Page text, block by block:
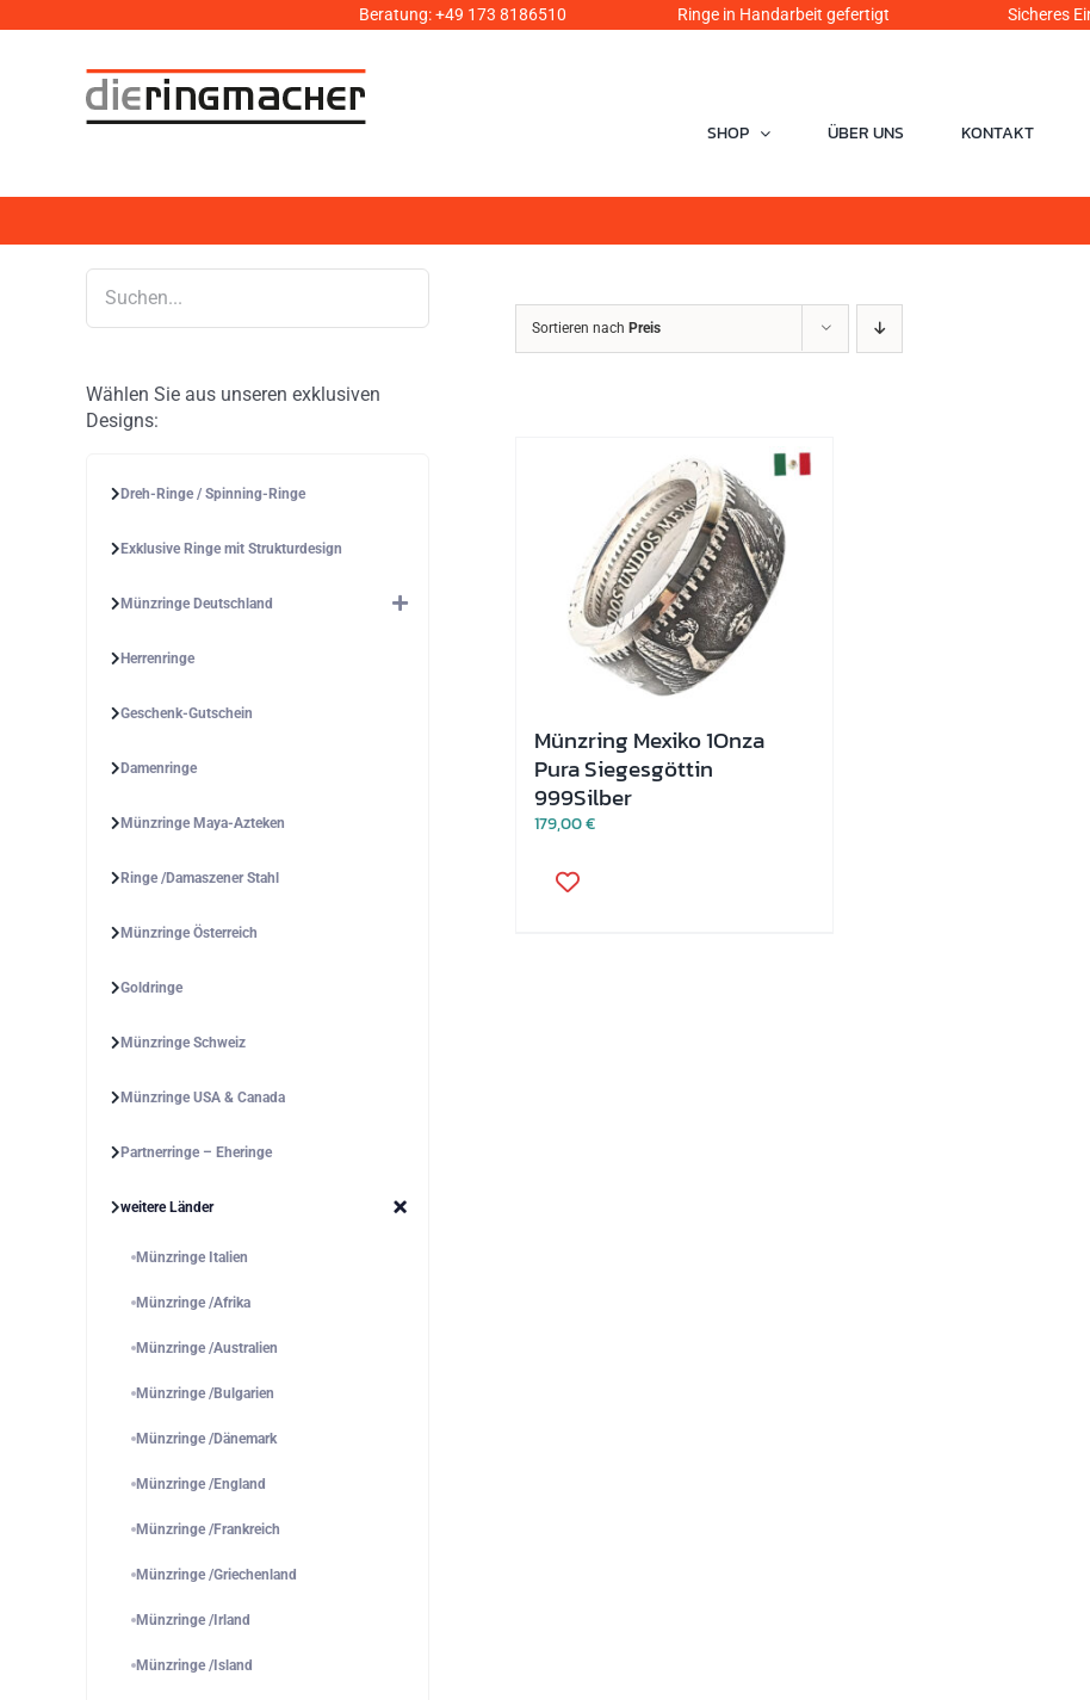
Beratung:+49 173 8186510 Ringe in Handarbeit gefertigt Sicheres
Inhalt
SHOP ÜBER UNS KONTAKT
Sortieren nach Preis
Münzring Mexiko 1Onza
Pura Siegesgöttin
999Silber
179,00€
Produkt
Wählen Sie aus unseren exklusiven
Designs:
Dreh-Ringe / Spinning-Ringe
Exklusive Ringe mit Strukturdesign
Münzringe Deutschland
Herrenringe
Geschenk-Gutschein
Damenringe
Münzringe Maya-Azteken
Ringe /Damaszener Stahl
Münzringe Österreich
Goldringe
Münzringe Schweiz
Münzringe USA & Canada
Partnerringe – Eheringe
weitere Länder
Münzringe Italien
Münzringe /Afrika
Münzringe /Australien
Münzringe /Bulgarien
Münzringe /Dänemark
Münzringe /England
Münzringe /Frankreich
Münzringe /Griechenland
Münzringe /Irland
Münzringe /Island